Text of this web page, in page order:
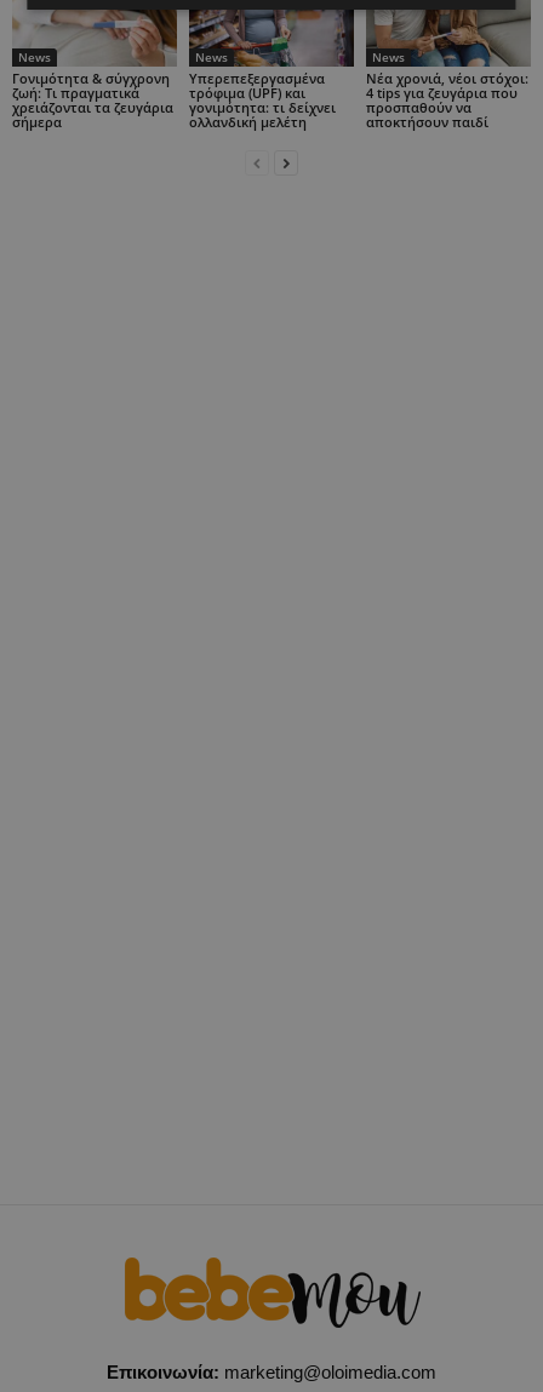
News
Γονιμότητα & σύγχρονη
ζωή: Τι πραγματικά
χρειάζονται τα ζευγάρια
σήμερα
News
Υπερεπεξεργασμένα
τρόφιμα (UPF) και
γονιμότητα: τι δείχνει
ολλανδική μελέτη
News
Νέα χρονιά, νέοι στόχοι:
4 tips για ζευγάρια που
προσπαθούν να
αποκτήσουν παιδί
Επικοινωνία: marketing@oloimedia.com